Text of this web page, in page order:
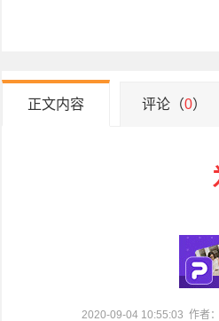
正文内容 评论（0）
2020-09-04 10:55:03 作者：